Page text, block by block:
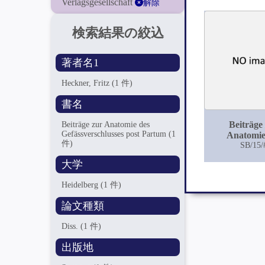
Verlagsgesellschaft
解除
検索結果の絞込
著者名1
Heckner, Fritz(1 件)
書名
Beiträge zur Anatomie des
Gefässverschlusses post Partum(1
件)
大学
Heidelberg(1 件)
論文種類
Diss.(1 件)
出版地
SB/15/